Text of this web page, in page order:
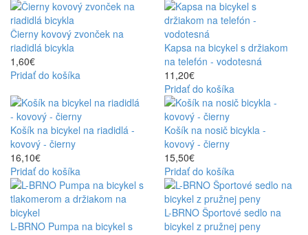
Čierny kovový zvonček na
riadidlá bicykla
1,60€
Pridať do košíka
Kapsa na bicykel s držiakom
na telefón - vodotesná
11,20€
Pridať do košíka
Košík na bicykel na riadidlá -
kovový - čierny
16,10€
Pridať do košíka
Košík na nosič bicykla -
kovový - čierny
15,50€
Pridať do košíka
L-BRNO Pumpa na bicykel s
L-BRNO Športové sedlo na
bicykel z pružnej peny